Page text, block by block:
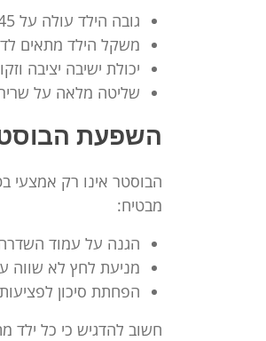
גובה הילד עולה על 1.45 מ’
משקל הילד מתאים
יכולת ישיבה יציבה
שליטה מלאה על
השפעת
הבוסטר אינו רק אמצעי
מבטיח:
הגנה על עמוד השדרה
מניעת לחץ לא שווה
הפחתת סיכון
חשוב להדגיש כי כל ילד